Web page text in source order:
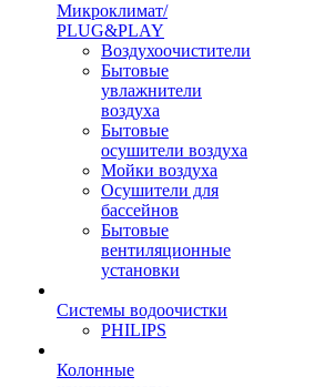
Микроклимат/
PLUG&PLAY
Воздухоочистители
Бытовые
увлажнители
воздуха
Бытовые
осушители воздуха
Мойки воздуха
Осушители для
бассейнов
Бытовые
вентиляционные
установки
Системы водоочистки
PHILIPS
Колонные